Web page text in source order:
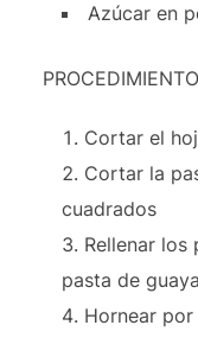
Azúcar en
Cortar el
Cortar la
cuadrados
Rellenar los
pasta de
Hornear